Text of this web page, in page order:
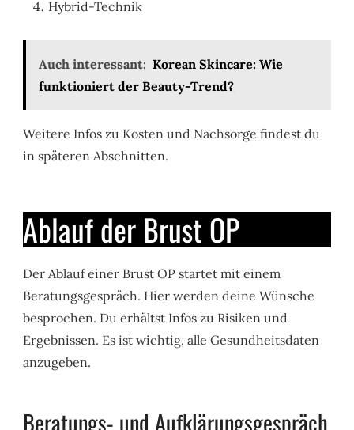
Hybrid-Technik
Auch interessant: Korean Skincare: Wie
funktioniert der Beauty-Trend?
Weitere Infos zu Kosten und Nachsorge findest du
in späteren Abschnitten.
Ablauf der Brust OP
Der Ablauf einer Brust OP startet mit einem
Beratungsgespräch. Hier werden deine Wünsche
besprochen. Du erhältst Infos zu Risiken und
Ergebnissen. Es ist wichtig, alle Gesundheitsdaten
anzugeben.
Beratungs- und Aufklärungsgespräch